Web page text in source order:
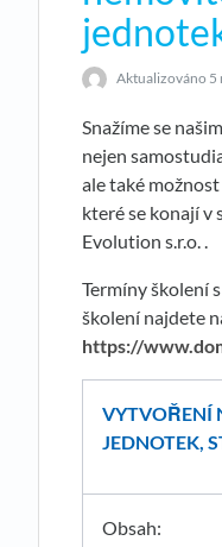
Aktualizováno 5
Snažíme se
nejen
ale také
které se konají v
Evolution s.r.o. .
Termíny školení
školení najdete
https://
VYTVOŘENÍ
JEDNOTEK,
Obsah: